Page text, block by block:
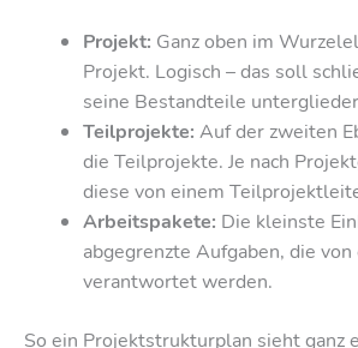
Projekt: Ganz oben im
Projekt. Logisch – das soll
seine Bestandteile
Teilprojekte: Auf der zweiten
die Teilprojekte. Je nach
diese von einem
Arbeitspakete: Die kleinste
abgegrenzte Aufgaben, die
verantwortet werden.
So ein Projektstrukturplan sieht ganz